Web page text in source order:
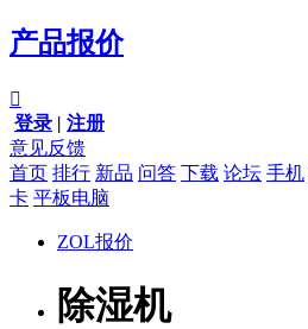
产品报价

登录 | 注册
意见反馈
首页 排行 新品 问答 下载 论坛 手机
卡 平板电脑
ZOL报价
除湿机